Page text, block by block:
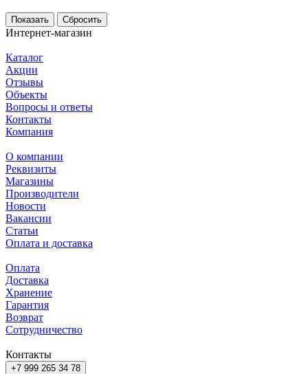
Сбросить
Интернет-магазин
Каталог
Акции
Отзывы
Объекты
Вопросы и ответы
Контакты
Компания
О компании
Реквизиты
Магазины
Производители
Новости
Вакансии
Статьи
Оплата и доставка
Оплата
Доставка
Хранение
Гарантия
Возврат
Сотрудничество
Контакты
+7 999 265 34 78